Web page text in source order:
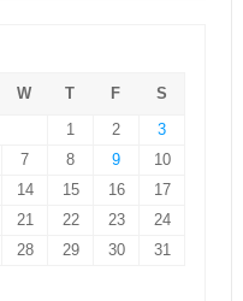
W T F
S
1
2
3
7 8 9
10
14 15 16
17
21 22 23
24
28 29 30
31